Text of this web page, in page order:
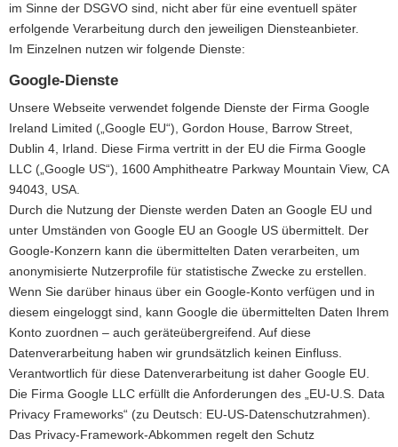
im Sinne der DSGVO sind, nicht aber für eine eventuell später
erfolgende Verarbeitung durch den jeweiligen Diensteanbieter.
Im Einzelnen nutzen wir folgende Dienste:
Google-Dienste
Unsere Webseite verwendet folgende Dienste der Firma Google
Ireland Limited („Google EU“), Gordon House, Barrow Street,
Dublin 4, Irland. Diese Firma vertritt in der EU die Firma Google
LLC („Google US“), 1600 Amphitheatre Parkway Mountain View, CA
94043, USA.
Durch die Nutzung der Dienste werden Daten an Google EU und
unter Umständen von Google EU an Google US übermittelt. Der
Google-Konzern kann die übermittelten Daten verarbeiten, um
anonymisierte Nutzerprofile für statistische Zwecke zu erstellen.
Wenn Sie darüber hinaus über ein Google-Konto verfügen und in
diesem eingeloggt sind, kann Google die übermittelten Daten Ihrem
Konto zuordnen – auch geräteübergreifend. Auf diese
Datenverarbeitung haben wir grundsätzlich keinen Einfluss.
Verantwortlich für diese Datenverarbeitung ist daher Google EU.
Die Firma Google LLC erfüllt die Anforderungen des „EU-U.S. Data
Privacy Frameworks“ (zu Deutsch: EU-US-Datenschutzrahmen).
Das Privacy-Framework-Abkommen regelt den Schutz